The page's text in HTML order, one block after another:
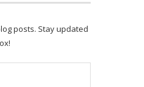
posts. Stay updated